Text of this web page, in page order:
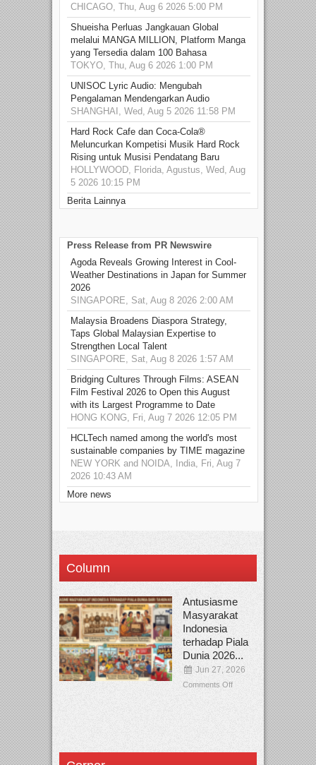
CHICAGO, Thu, Aug 6 2026 5:00 PM
Shueisha Perluas Jangkauan Global
melalui MANGA MILLION, Platform Manga
yang Tersedia dalam 100 Bahasa
TOKYO, Thu, Aug 6 2026 1:00 PM
UNISOC Lyric Audio: Mengubah
Pengalaman Mendengarkan Audio
SHANGHAI, Wed, Aug 5 2026 11:58 PM
Hard Rock Cafe dan Coca-Cola®
Meluncurkan Kompetisi Musik Hard Rock
Rising untuk Musisi Pendatang Baru
HOLLYWOOD, Florida, Agustus, Wed, Aug
5 2026 10:15 PM
Berita Lainnya
Press Release from PR Newswire
Agoda Reveals Growing Interest in Cool-
Weather Destinations in Japan for Summer
2026
SINGAPORE, Sat, Aug 8 2026 2:00 AM
Malaysia Broadens Diaspora Strategy,
Taps Global Malaysian Expertise to
Strengthen Local Talent
SINGAPORE, Sat, Aug 8 2026 1:57 AM
Bridging Cultures Through Films: ASEAN
Film Festival 2026 to Open this August
with its Largest Programme to Date
HONG KONG, Fri, Aug 7 2026 12:05 PM
HCLTech named among the world's most
sustainable companies by TIME magazine
NEW YORK and NOIDA, India, Fri, Aug 7
2026 10:43 AM
More news
Column
Antusiasme
Masyarakat
Indonesia
terhadap Piala
Dunia 2026...
Jun 27, 2026
Comments Off